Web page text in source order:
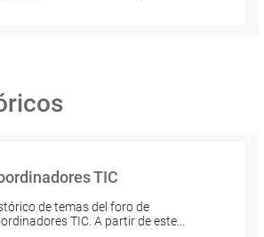
TIC
de temas del foro de
TIC. A partir de este…